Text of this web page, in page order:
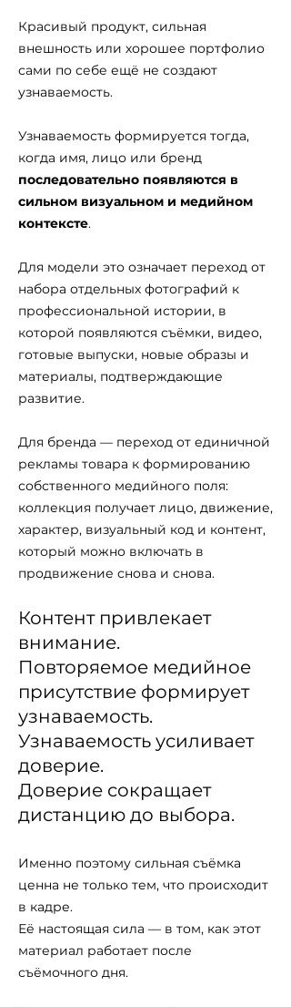
Красивый продукт, сильная
внешность или хорошее портфолио
сами по себе ещё не создают
узнаваемость.
Узнаваемость формируется тогда,
когда имя, лицо или бренд
последовательно появляются в
сильном визуальном и медийном
контексте.
Для модели это означает переход от
набора отдельных фотографий к
профессиональной истории, в
которой появляются съёмки, видео,
готовые выпуски, новые образы и
материалы, подтверждающие
развитие.
Для бренда — переход от единичной
рекламы товара к формированию
собственного медийного поля:
коллекция получает лицо, движение,
характер, визуальный код и контент,
который можно включать в
продвижение снова и снова.
Контент привлекает
внимание.
Повторяемое медийное
присутствие формирует
узнаваемость.
Узнаваемость усиливает
доверие.
Доверие сокращает
дистанцию до выбора.
Именно поэтому сильная съёмка
ценна не только тем, что происходит
в кадре.
Её настоящая сила — в том, как этот
материал работает после
съёмочного дня.